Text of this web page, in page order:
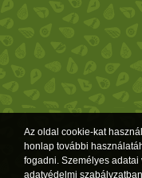
Az oldal cookie-kat
honlap további
fogadni. Személyes
adatvédelmi